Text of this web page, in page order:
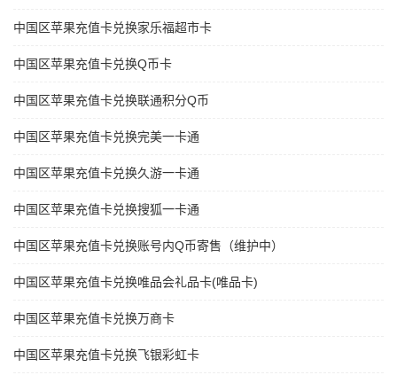
中国区苹果充值卡兑换家乐福超市卡
中国区苹果充值卡兑换Q币卡
中国区苹果充值卡兑换联通积分Q币
中国区苹果充值卡兑换完美一卡通
中国区苹果充值卡兑换久游一卡通
中国区苹果充值卡兑换搜狐一卡通
中国区苹果充值卡兑换账号内Q币寄售（维护中）
中国区苹果充值卡兑换唯品会礼品卡(唯品卡)
中国区苹果充值卡兑换万商卡
中国区苹果充值卡兑换飞银彩虹卡